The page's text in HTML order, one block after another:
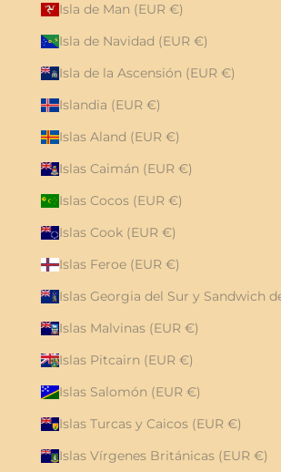
Isla de Man (EUR €)
Isla de Navidad (EUR €)
Isla de la Ascensión (EUR €)
Islandia (EUR €)
Islas Aland (EUR €)
Islas Caimán (EUR €)
Islas Cocos (EUR €)
Islas Cook (EUR €)
Islas Feroe (EUR €)
Islas Malvinas (EUR €)
Islas Pitcairn (EUR €)
Islas Salomón (EUR €)
Islas Turcas y Caicos (EUR €)
Islas Vírgenes Británicas (EUR €)